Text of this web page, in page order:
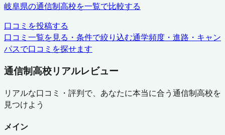
岐阜県の通信制高校を一覧で比較する
口コミを投稿する
口コミ一覧を見る・条件で絞り込む通学頻度・進路・キャン
パスで口コミを探せます
通信制高校リアルレビュー
リアルな口コミ・評判で、あなたに本当に合う通信制高校を
見つけよう
メイン